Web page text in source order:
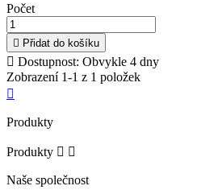
Počet
 Přidat do košíku
 Dostupnost: Obvykle 4 dny
Zobrazení 1-1 z 1 položek

Produkty
Produkty  
Naše společnost